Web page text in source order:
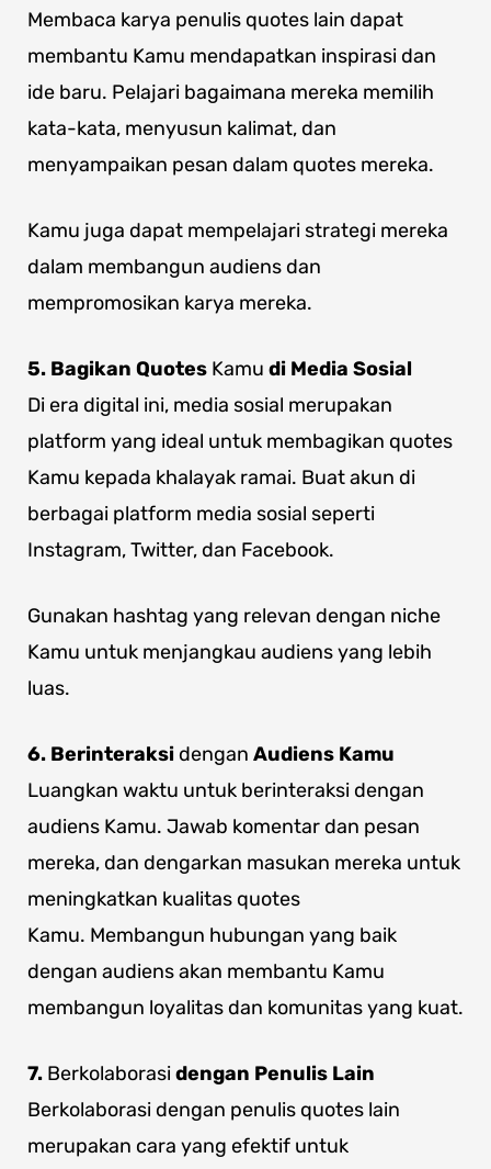
Membaca karya penulis quotes lain dapat
membantu Kamu mendapatkan inspirasi dan
ide baru. Pelajari bagaimana mereka memilih
kata-kata, menyusun kalimat, dan
menyampaikan pesan dalam quotes mereka.
Kamu juga dapat mempelajari strategi mereka
dalam membangun audiens dan
mempromosikan karya mereka.
5. Bagikan Quotes Kamu di Media Sosial
Di era digital ini, media sosial merupakan
platform yang ideal untuk membagikan quotes
Kamu kepada khalayak ramai. Buat akun di
berbagai platform media sosial seperti
Instagram, Twitter, dan Facebook.
Gunakan hashtag yang relevan dengan niche
Kamu untuk menjangkau audiens yang lebih
luas.
6. Berinteraksidengan Audiens Kamu
Luangkan waktu untuk berinteraksi dengan
audiens Kamu. Jawab komentar dan pesan
mereka, dan dengarkan masukan mereka untuk
meningkatkan kualitas quotes
Kamu. Membangun hubungan yang baik
dengan audiens akan membantu Kamu
membangun loyalitas dan komunitas yang kuat.
7. Berkolaborasidengan Penulis Lain
Berkolaborasi dengan penulis quotes lain
merupakan cara yang efektif untuk